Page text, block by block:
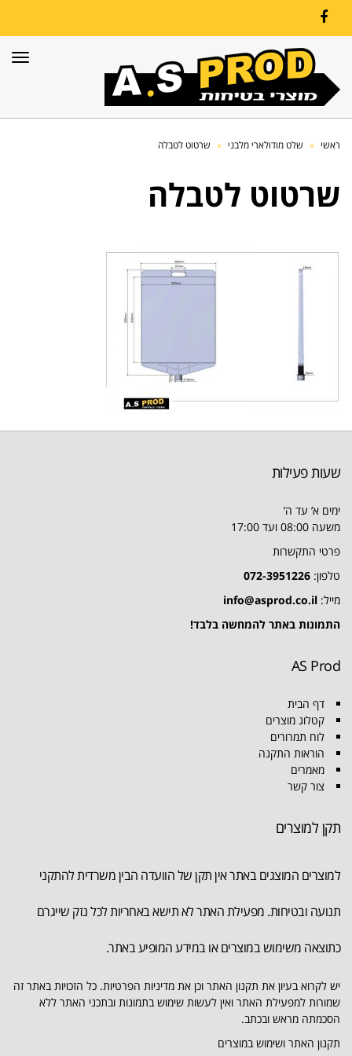
Facebook
ראשי » שלט מודולארי מלבני » שרטוט לטבלה
שרטוט לטבלה
שעות פעילות
ימים א’ עד ה’
משעה 08:00 ועד 17:00
פרטי התקשרות
טלפון: 072-3951226
מייל: info@asprod.co.il
התמונות באתר להמחשה בלבד!
AS Prod
דף הבית
קטלוג מוצרים
לוח תמרורים
הוראות התקנה
מאמרים
צור קשר
תקן למוצרים
למוצרים המוצגים באתר אין תקן של הוועדה הבין משרדית להתקני
תנועה ובטיחות. מפעילת האתר לא תישא באחריות לכל נזק שייגרם
כתוצאה משימוש במוצרים או במידע המופיע באתר.
יש לקרוא בעיון את תקנון האתר וכן את מדיניות הפרטיות. כל הזכויות באתר זה
שמורות למפעילת האתר ואין לעשות שימוש בתמונות ובתכני האתר ללא
הסכמתה מראש ובכתב.
תקנון האתר ושימוש במוצרים